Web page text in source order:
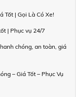
Tốt | Gọi Là Có Xe!
| Phục vụ 24/7
chóng, an toàn, giá
– Giá Tốt – Phục Vụ